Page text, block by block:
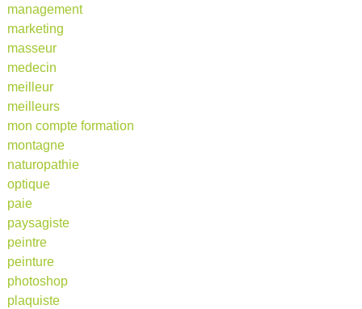
management
marketing
masseur
medecin
meilleur
meilleurs
mon compte formation
montagne
naturopathie
optique
paie
paysagiste
peintre
peinture
photoshop
plaquiste